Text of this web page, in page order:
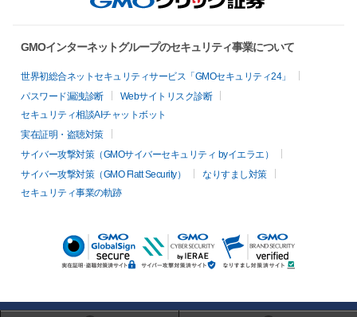
GMOインターネットグループのセキュリティ事業について
世界初総合ネットセキュリティサービス「GMOセキュリティ24」
パスワード漏洩診断
Webサイトリスク診断
セキュリティ相談AIチャットボット
実在証明・盗聴対策
サイバー攻撃対策（GMOサイバーセキュリティ byイエラエ）
サイバー攻撃対策（GMO Flatt Security）
なりすまし対策
セキュリティ事業の軌跡